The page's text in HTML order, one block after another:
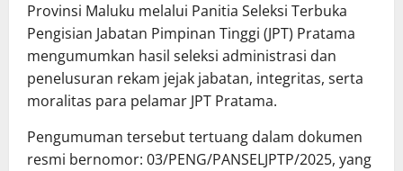
Provinsi Maluku melalui Panitia Seleksi Terbuka
Pengisian Jabatan Pimpinan Tinggi (JPT) Pratama
mengumumkan hasil seleksi administrasi dan
penelusuran rekam jejak jabatan, integritas, serta
moralitas para pelamar JPT Pratama.
Pengumuman tersebut tertuang dalam dokumen
resmi bernomor: 03/PENG/PANSELJPTP/2025, yang